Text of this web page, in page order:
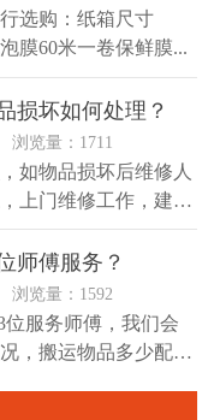
选购：纸箱尺寸
膜60米一卷保鲜膜...
损坏如何处理？
浏览量：1711
如物品损坏后维修人
上门维修工作，建议
前另行投保搬运...
师傅服务？
浏览量：1592
位服务师傅，我们会
，搬运物品多少配置